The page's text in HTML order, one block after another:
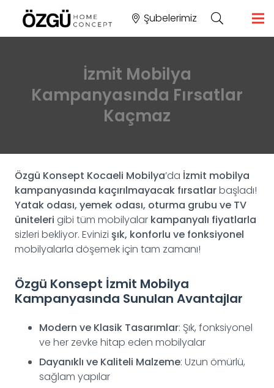
Şubelerimiz
İzmit Mobilya
Kampanyasında Fırsatlar
Kaçmaz
Özgü Konsept Kocaeli Mobilya’da İzmit mobilya
kampanyasında kaçırılmayacak fırsatlarbaşladı!
Yatak odası, yemek odası, oturma grubu ve TV
üniteleri gibi tüm mobilyalar kampanyalı fiyatlarla
sizleri bekliyor. Evinizi şık, konforlu ve fonksiyonel
mobilyalarla döşemek için tam zamanı!
Özgü Konsept İzmit Mobilya
Kampanyasında Sunulan Avantajlar
Modern ve Klasik Tasarımlar: Şık, fonksiyonel
ve her zevke hitap eden mobilyalar
Dayanıklı ve Kaliteli Malzeme: Uzun ömürlü,
sağlam yapılar